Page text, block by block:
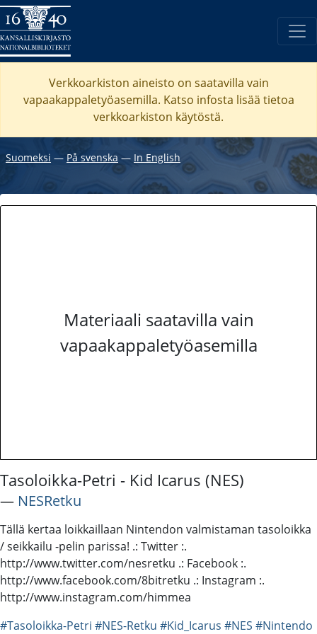
Verkkoarkiston aineisto on saatavilla vain
vapaakappaletyöasemilla. Katso infosta lisää tietoa
verkkoarkiston käytöstä.
Suomeksi ― På svenska ― In English
Materiaali saatavilla vain
vapaakappaletyöasemilla
Tasoloikka-Petri - Kid Icarus (NES)
― NESRetku
Tällä kertaa loikkaillaan Nintendon valmistaman tasoloikka
/ seikkailu -pelin parissa! .: Twitter :.
http://www.twitter.com/nesretku .: Facebook :.
http://www.facebook.com/8bitretku .: Instagram :.
http://www.instagram.com/himmea
#Tasoloikka-Petri #NES-Retku #Kid_Icarus #NES #Nintendo